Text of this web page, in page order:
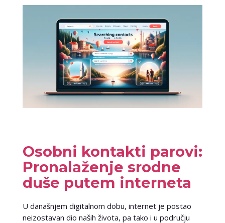
Osobni kontakti parovi:
Pronalaženje srodne
duše putem interneta
U današnjem digitalnom dobu, internet je postao
neizostavan dio naših života, pa tako i u području